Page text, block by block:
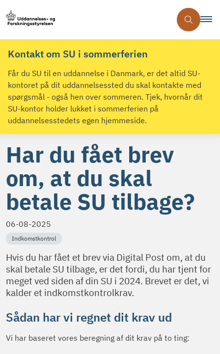
Kontakt om SU i sommerferien
Får du SU til en uddannelse i Danmark, er det altid SU-
kontoret på dit uddannelsessted du skal kontakte med
spørgsmål - også hen over sommeren. Tjek, hvornår dit
SU-kontor holder lukket i sommerferien på
uddannelsesstedets egen hjemmeside.
Har du fået brev
om, at du skal
betale SU tilbage?
06-08-2025
Indkomstkontrol
Hvis du har fået et brev via Digital Post om, at du
skal betale SU tilbage, er det fordi, du har tjent for
meget ved siden af din SU i 2024. Brevet er det, vi
kalder et indkomstkontrolkrav.
Sådan har vi regnet dit krav ud
Vi har baseret vores beregning af dit krav på to ting: